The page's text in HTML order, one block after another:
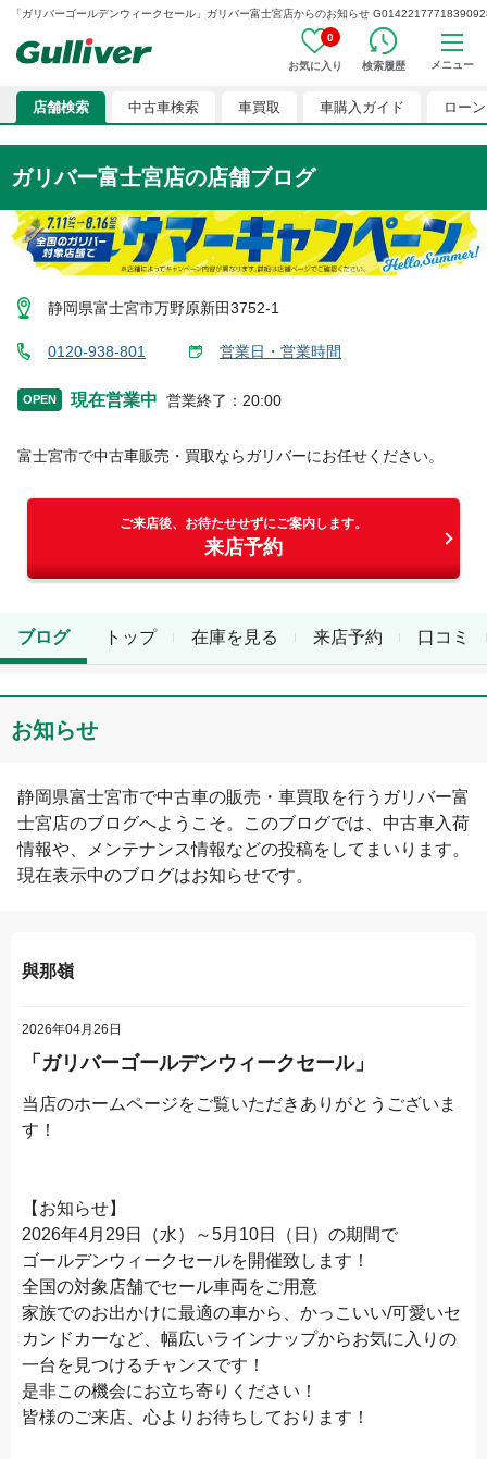
「ガリバーゴールデンウィークセール」ガリバー富士宮店からのお知らせ
0
お気に入り 検索履歴 メニュー
店舗検索 中古車検索 車買取 車購入ガイド ローン
ガリバー富士宮店の店舗ブログ
静岡県富士宮市万野原新田3752-1
0120-938-801 営業日・営業時間
OPEN 現在営業中 営業終了 ： 20:00
富士宮市で中古車販売・買取ならガリバーにお任せください。
ご来店後、お待たせせずにご案内します。
来店予約
トップ 在庫を見る 来店予約 口コミ
ブログ
お知らせ
静岡県富士宮市で中古車の販売・車買取を行う ガリバー富
士宮店のブログへようこそ。このブログでは、中古車入荷
情報や、メンテナンス情報などの投稿をしてまいります。
現在表示中のブログはお知らせです。
與那嶺
2026年04月26日
「ガリバーゴールデンウィークセール」
当店のホームページをご覧いただきありがとうございま
す！
【お知らせ】
2026年4月29日（水）～5月10日（日）の期間で
ゴールデンウィークセールを開催致します！
全国の対象店舗でセール車両をご用意
家族でのお出かけに最適の車から、かっこいい/可愛いセ
カンドカーなど、幅広いラインナップからお気に入りの
一台を見つけるチャンスです！
是非この機会にお立ち寄りください！
皆様のご来店、心よりお待ちしております！